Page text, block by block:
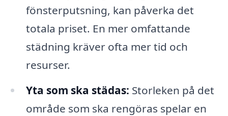
fönsterputsning, kan påverka det
totala priset. En mer omfattande
städning kräver ofta mer tid och
resurser.
Yta som ska städas: Storleken på det
område som ska rengöras spelar en